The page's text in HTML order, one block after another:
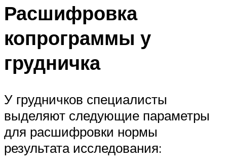
Расшифровка
копрограммы у
грудничка
У грудничков специалисты
выделяют следующие параметры
для расшифровки нормы
результата исследования: